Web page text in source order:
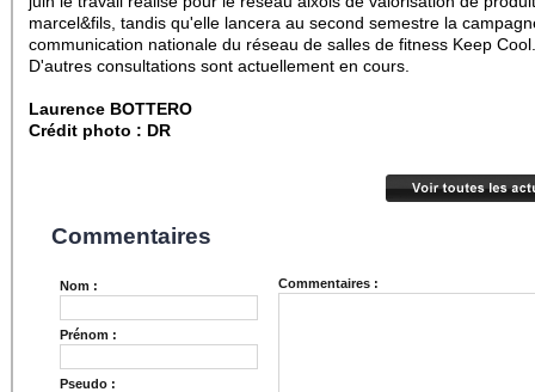
marcel&fils, tandis qu'elle lancera au second semestre la
communication nationale du réseau de salles de fitness Keep Cool.
D'autres consultations sont actuellement en cours.
Laurence BOTTERO
Crédit photo : DR
Commentaires
Nom :
Prénom :
Pseudo :
Commentaires :